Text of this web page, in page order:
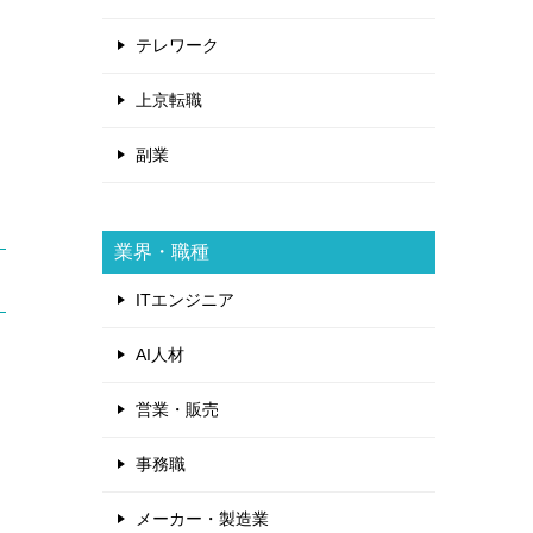
テレワーク
上京転職
副業
業界・職種
ITエンジニア
AI人材
営業・販売
事務職
メーカー・製造業